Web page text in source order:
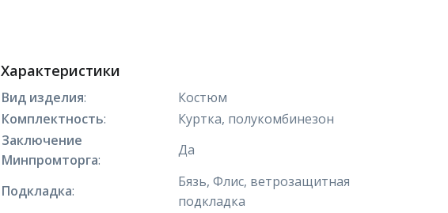
Характеристики
Вид изделия:
Костюм
Комплектность:
Куртка, полукомбинезон
Заключение
Минпромторга:
Да
Подкладка:
Бязь, Флис, ветрозащитная
подкладка